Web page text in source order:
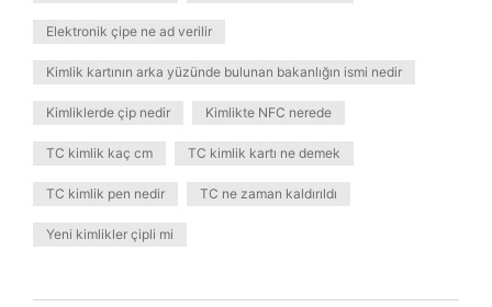
Elektronik çipe ne ad verilir
Kimlik kartının arka yüzünde bulunan bakanlığın ismi nedir
Kimliklerde çip nedir Kimlikte NFC nerede
TC kimlik kaç cm TC kimlik kartı ne demek
TC kimlik pen nedir TC ne zaman kaldırıldı
Yeni kimlikler çipli mi